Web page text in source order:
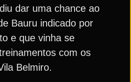
dar uma chance ao
Bauru indicado por
e que vinha se
com os
Belmiro.